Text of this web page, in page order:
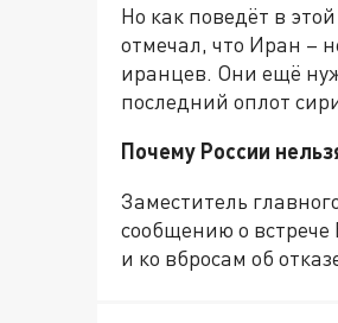
Но как поведёт в
отмечал, что Иран –
иранцев. Они ещё
последний оплот
Почему России
Заместитель
сообщению о
и ко вбросам об